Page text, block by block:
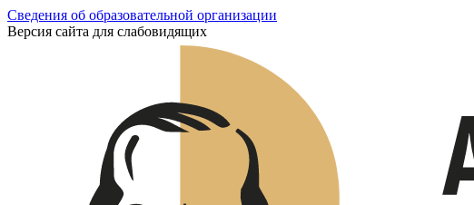
Сведения об образовательной организации
Версия сайта для слабовидящих